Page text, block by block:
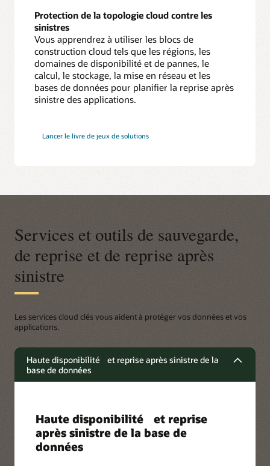
Protection de la topologie cloud contre les
sinistres
Vous apprendrez à utiliser les blocs de
construction cloud tels que les régions, les
domaines de disponibilité et de pannes, le
calcul, le stockage, la mise en réseau et les
bases de données pour planifier la reprise après
sinistre des applications.
Lancer le livre de jeux de solutions
Services et outils de sauvegarde,
de reprise et de reprise après
sinistre
Les services cloud clés vous aident à protéger vos données et vos
applications.
Haute disponibilité et reprise après sinistre de la
base de données
Haute disponibilité et reprise
après sinistre de la base de
données